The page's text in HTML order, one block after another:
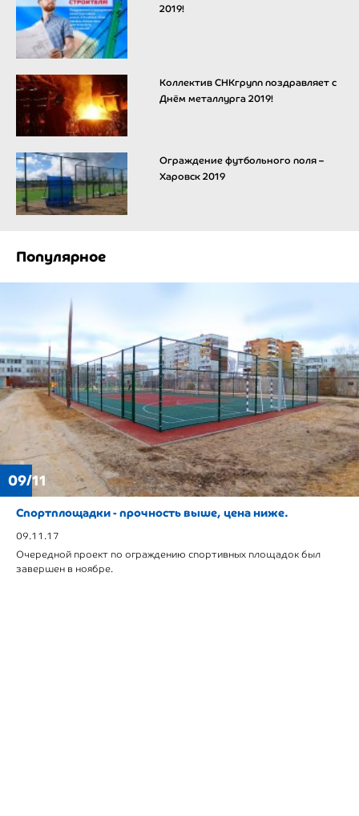
2019!
Коллектив СНКгрупп поздравляет с
Днём металлурга 2019!
Ограждение футбольного поля –
Харовск 2019
Популярное
09/11
Спортплощадки - прочность выше, цена ниже.
09.11.17
Очередной проект по ограждению спортивных площадок был
завершен в ноябре.